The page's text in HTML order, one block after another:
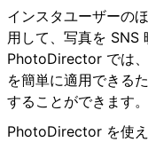
インスタユーザーの
用して、写真を SNS
PhotoDirector では
を簡単に適用できる
することができます。
PhotoDirector を使